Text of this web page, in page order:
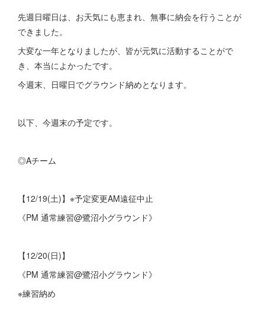
先週日曜日は、お天気にも恵まれ、無事に納会を行うことが
できました。
大変な一年となりましたが、皆が元気に活動することがで
き、本当によかったです。
今週末、日曜日でグラウンド納めとなります。
以下、今週末の予定です。
◎Aチーム
【12/19(土)】※予定変更AM遠征中止
《PM 通常練習@鷺沼小グラウンド》
【12/20(日)】
《PM 通常練習@鷺沼小グラウンド》
※練習納め